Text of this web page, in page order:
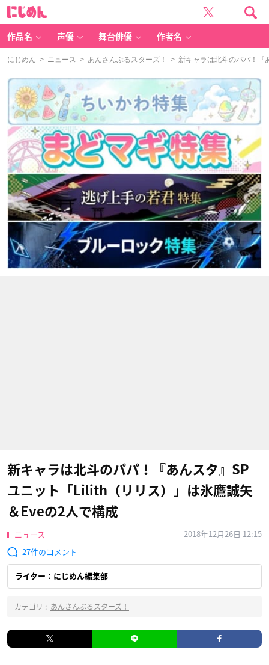
作品名 声優 舞台俳優 作者名
にじめん > ニュース > あんさんぶるスターズ！ > 新キャラは北斗のパパ！『
新キャラは北斗のパパ！『あんスタ』SP
ユニット「Lilith（リリス）」は氷鷹誠矢
＆Eveの2人で構成
ニュース
2018年12月26日 12:15
27
ライター：にじめん編集部
カテゴリ : あんさんぶるスターズ！